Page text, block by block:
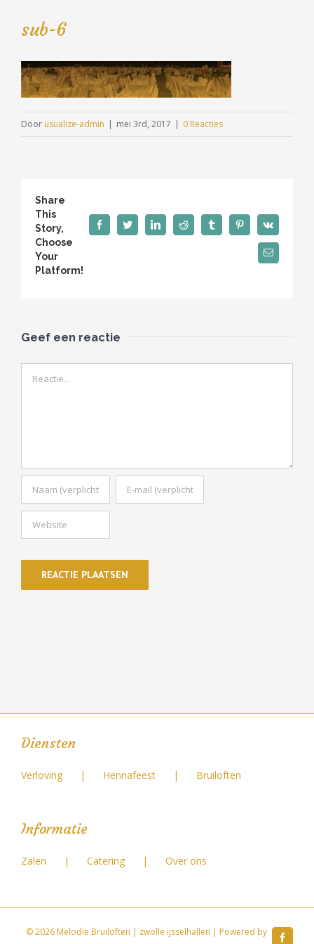
sub-6
Door usualize-admin | mei 3rd, 2017 | 0 Reacties
Share
This
Story,
Choose
Your
Platform!
FacebookTwitterLinkedInReddit Tumblr PinterestVk
E-
mail
Geef een reactie
Diensten
Verloving Hennafeest Bruiloften
Informatie
Zalen Catering Over ons
©2026 Melodie Bruiloften | zwolle ijsselhallen | Powered by